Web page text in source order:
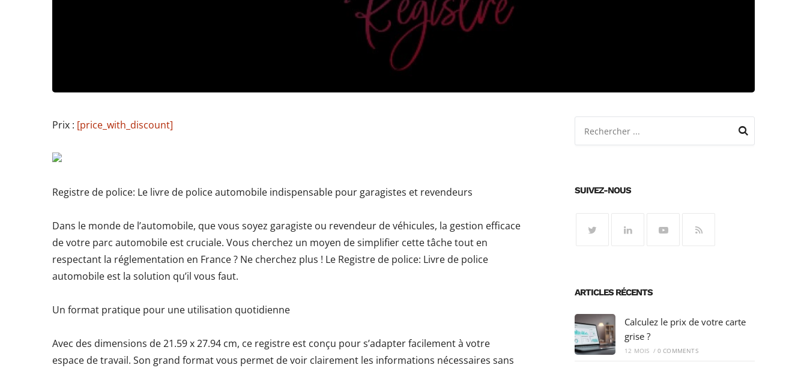
Prix : [price_with_discount]
Registre de police: Le livre de police automobile indispensable pour garagistes et revendeurs
Dans le monde de l’automobile, que vous soyez garagiste ou revendeur de véhicules, la gestion efficace
de votre parc automobile est cruciale. Vous cherchez un moyen de simplifier cette tâche tout en
respectant la réglementation en France ? Ne cherchez plus ! Le Registre de police: Livre de police
automobile est la solution qu’il vous faut.
Un format pratique pour une utilisation quotidienne
Avec des dimensions de 21.59 x 27.94 cm, ce registre est conçu pour s’adapter facilement à votre
espace de travail. Son grand format vous permet de voir clairement les informations nécessaires sans
SUIVEZ-NOUS
ARTICLES RÉCENTS
Calculez le prix de votre carte
grise ?
12 MOIS / 0 COMMENTS